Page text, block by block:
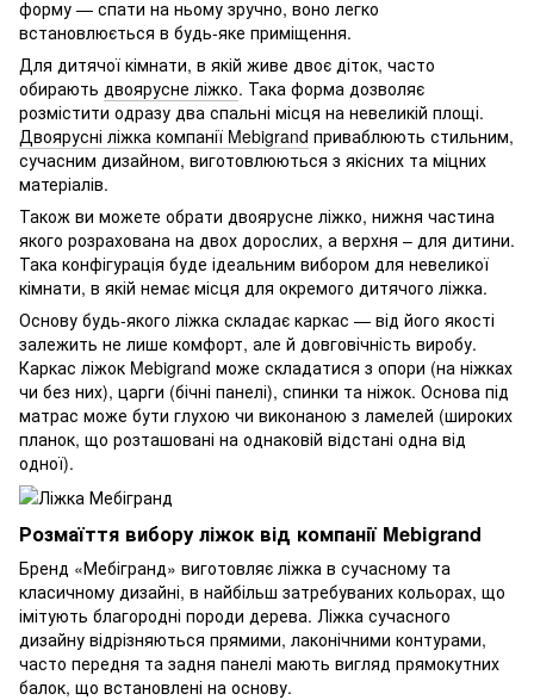
форму — спати на ньому зручно, воно легко
встановлюється в будь-яке приміщення.
Для дитячої кімнати, в якій живе двоє діток, часто
обирають двоярусне ліжко. Така форма дозволяє
розмістити одразу два спальні місця на невеликій площі.
Двоярусні ліжка компанії Mebigrand приваблюють стильним,
сучасним дизайном, виготовлюються з якісних та міцних
матеріалів.
Також ви можете обрати двоярусне ліжко, нижня частина
якого розрахована на двох дорослих, а верхня – для дитини.
Така конфігурація буде ідеальним вибором для невеликої
кімнати, в якій немає місця для окремого дитячого ліжка.
Основу будь-якого ліжка складає каркас — від його якості
залежить не лише комфорт, але й довговічність виробу.
Каркас ліжок Mebigrand може складатися з опори (на ніжках
чи без них), царги (бічні панелі), спинки та ніжок. Основа під
матрас може бути глухою чи виконаною з ламелей (широких
планок, що розташовані на однаковій відстані одна від
одної).
Розмаїття вибору ліжок від компанії Mebigrand
Бренд «Мебігранд» виготовляє ліжка в сучасному та
класичному дизайні, в найбільш затребуваних кольорах, що
імітують благородні породи дерева. Ліжка сучасного
дизайну відрізняються прямими, лаконічними контурами,
часто передня та задня панелі мають вигляд прямокутних
балок, що встановлені на основу.